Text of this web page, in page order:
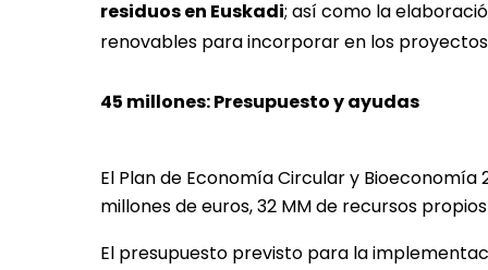
residuos en Euskadi; así como la
renovables para incorporar en los
45 millones: Presupuesto y ayudas
El Plan de Economía Circular y
millones de euros, 32 MM de recursos
El presupuesto previsto para la